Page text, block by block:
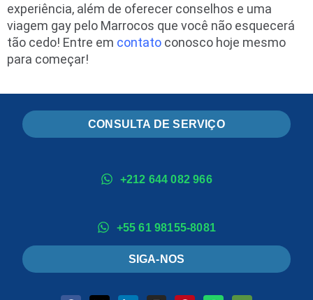
experiência, além de oferecer conselhos e uma
viagem gay pelo Marrocos que você não esquecerá
tão cedo! Entre em contato conosco hoje mesmo
para começar!
CONSULTA DE SERVIÇO
+212 644 082 966
+55 61 98155-8081
SIGA-NOS